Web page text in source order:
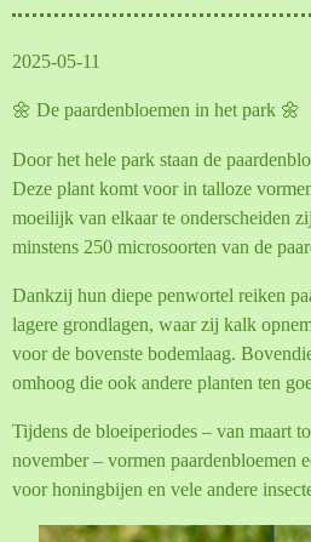
2025-05-11
🌼 De paardenbloemen in het park 🌼
Door het hele park staan de
Deze plant komt voor in talloze
moeilijk van elkaar te onderscheiden
minstens 250 microsoorten van de
Dankzij hun diepe penwortel reiken
lagere grondlagen, waar zij kalk
voor de bovenste bodemlaag.
omhoog die ook andere planten ten
Tijdens de bloeiperiodes – van maart
november – vormen paardenbloemen
voor honingbijen en vele andere